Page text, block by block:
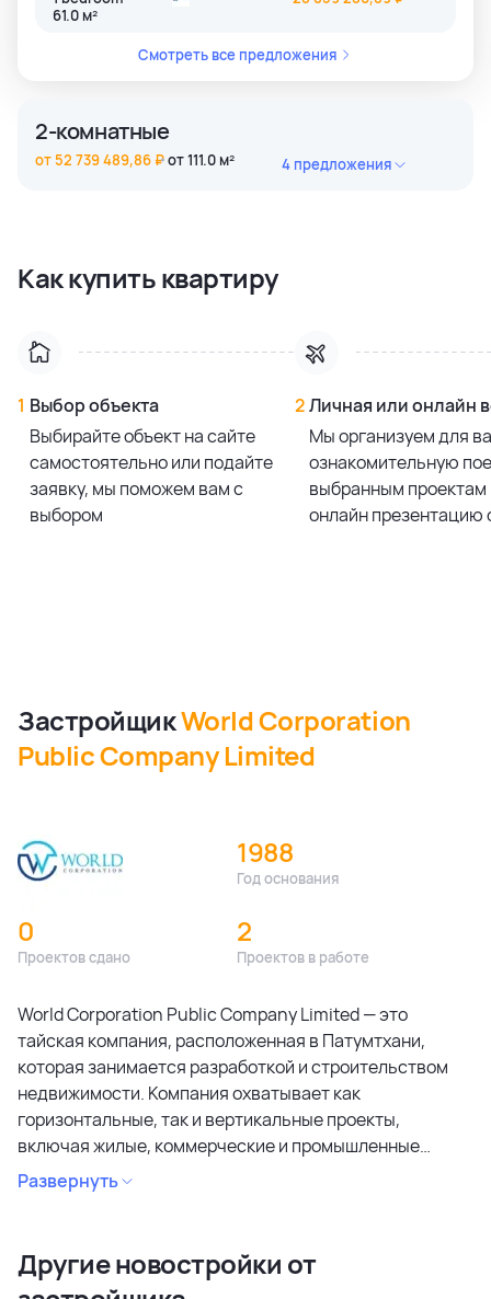
61.0 м²
Смотреть все предложения
2-комнатные
от 111.0 м²
от 52 739 489,86 ₽ 4 предложения
113.0 м²
111.0 м²
Смотреть все предложения
Как купить квартиру
1 Выбор объекта
Выбирайте объект на сайте
самостоятельно или подайте
заявку, мы поможем вам с
выбором
2Личная или онлайн
Мы организуем для
ознакомительную
выбранным проектам
онлайн презентацию
ЗастройщикWorld Corporation
Public Company Limited
1988
Год основания
0
Проектов сдано
2
Проектов в работе
World Corporation Public Company Limited — это
тайская компания, расположенная в Патумтхани,
которая занимается разработкой и строительством
недвижимости. Компания охватывает как
горизонтальные, так и вертикальные проекты,
включая жилые, коммерческие и промышленные
объекты.
World Corporation Public Company Limited активно
разнообразные жилые и коммерческие решения.
Компания фокусируется на высоком качестве
Развернуть
Другие новостройки от